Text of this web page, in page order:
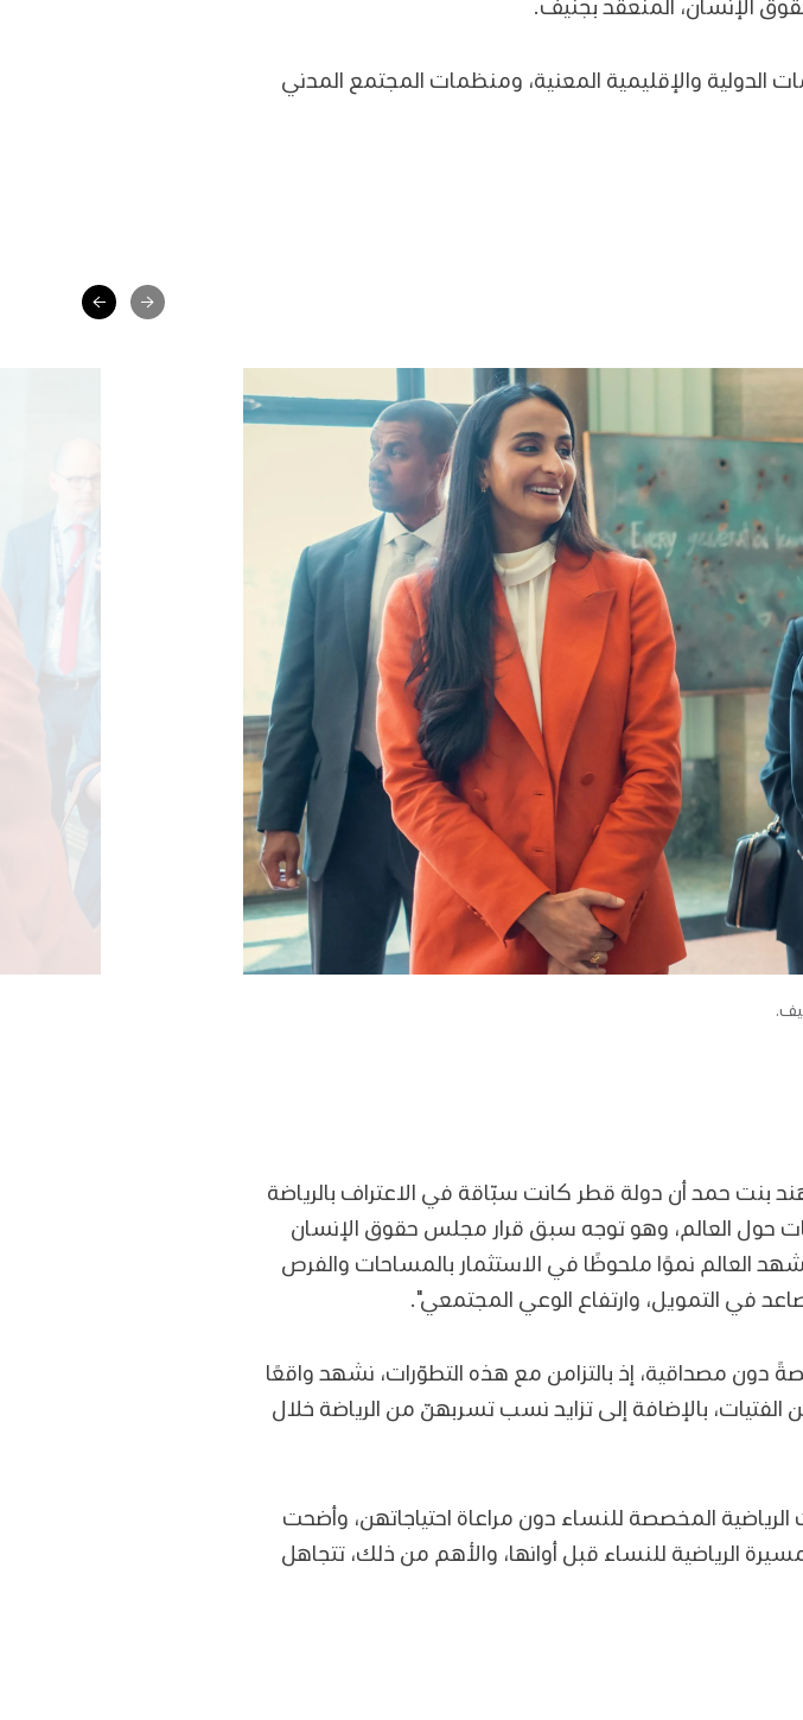
الدولية والإقليمية المعنية، ومنظمات المجتمع المدني
بنت حمد أن دولة قطر كانت سبّاقة في الاعتراف بالرياضة
حول العالم، وهو توجه سبق قرار مجلس حقوق الإنسان
العالم نموًا ملحوظًا في الاستثمار بالمساحات والفرص
في التمويل، وارتفاع الوعي المجتمعي".
دون مصداقية، إذ بالتزامن مع هذه التطوّرات، نشهد واقعًا
الفتيات، بالإضافة إلى تزايد نسب تسربهنّ من الرياضة خلال
المخصصة للنساء دون مراعاة احتياجاتهن، وأضحت
الرياضية للنساء قبل أوانها، والأهم من ذلك، تتجاهل